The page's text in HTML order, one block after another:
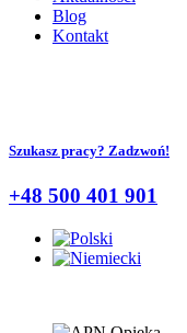
Blog
Kontakt
Szukasz pracy? Zadzwoń!
+48 500 401 901